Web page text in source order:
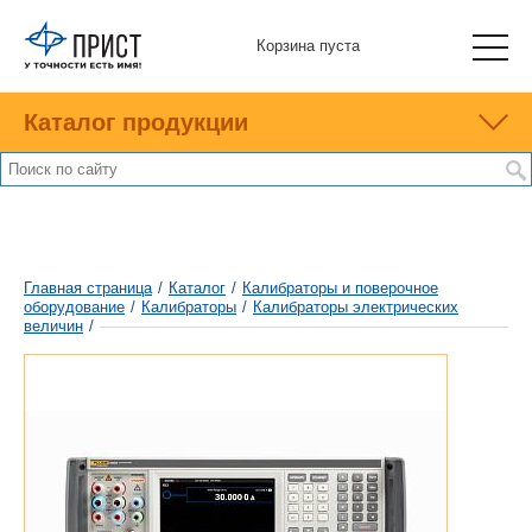
Корзина пуста
Каталог продукции
Главная страница / Каталог / Калибраторы и поверочное
оборудование / Калибраторы / Калибраторы электрических
величин /